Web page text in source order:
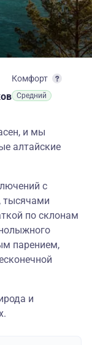
Комфорт
Средний
и мы
алтайские
с
тысячами
по склонам
парением,
и